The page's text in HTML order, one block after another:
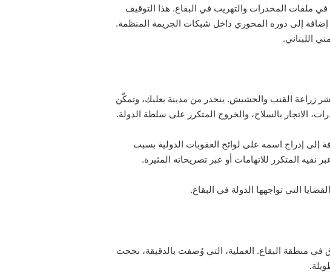
في ملفات المخدرات والتهريب في البقاع. هذا التوقيف
إلى دوره المحوري داخل شبكات الجريمة المنظمة.
اللبناني.
زراعة القنب والحشيش. ينحدر من مدينة بعلبك، وتمكّن
الاتجار بالسلاح، والخروج المتكرر على سلطة الدولة.
إلى إدراج اسمه على لوائح العقوبات الدولية بسبب
المتكرر للاتهامات أو عبر تصريحاته المثيرة.
التي تواجهها الدولة في البقاع.
في منطقة البقاع. العملية، التي وُصفت بالدقيقة، نجحت